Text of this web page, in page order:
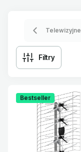
Telewizyjne
Filtry
Bestseller